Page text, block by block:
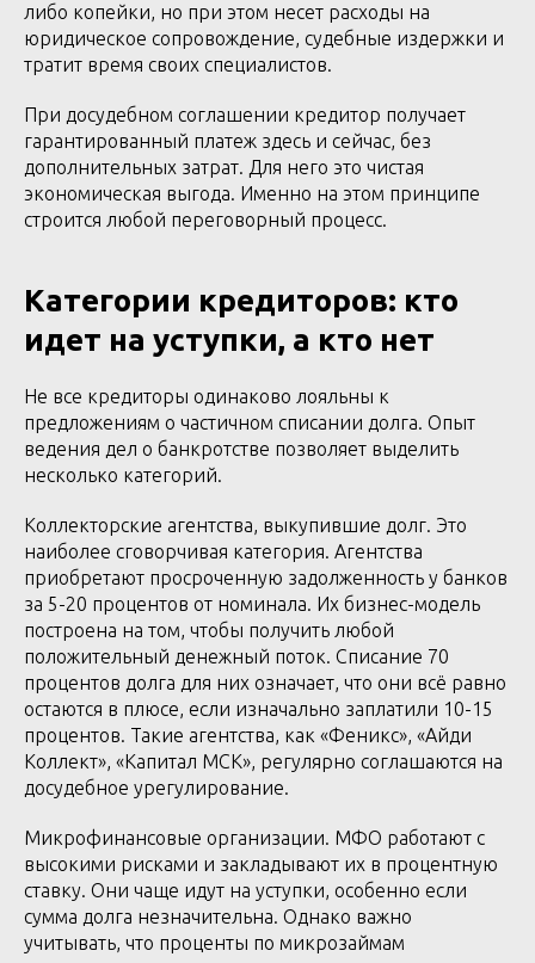
либо копейки, но при этом несет расходы на
юридическое сопровождение, судебные издержки и
тратит время своих специалистов.
При досудебном соглашении кредитор получает
гарантированный платеж здесь и сейчас, без
дополнительных затрат. Для него это чистая
экономическая выгода. Именно на этом принципе
строится любой переговорный процесс.
Категории кредиторов: кто
идет на уступки, а кто нет
Не все кредиторы одинаково лояльны к
предложениям о частичном списании долга. Опыт
ведения дел о банкротстве позволяет выделить
несколько категорий.
Коллекторские агентства, выкупившие долг. Это
наиболее сговорчивая категория. Агентства
приобретают просроченную задолженность у банков
за 5-20 процентов от номинала. Их бизнес-модель
построена на том, чтобы получить любой
положительный денежный поток. Списание 70
процентов долга для них означает, что они всё равно
остаются в плюсе, если изначально заплатили 10-15
процентов. Такие агентства, как «Феникс», «Айди
Коллект», «Капитал МСК», регулярно соглашаются на
досудебное урегулирование.
Микрофинансовые организации. МФО работают с
высокими рисками и закладывают их в процентную
ставку. Они чаще идут на уступки, особенно если
сумма долга незначительна. Однако важно
учитывать, что проценты по микрозаймам